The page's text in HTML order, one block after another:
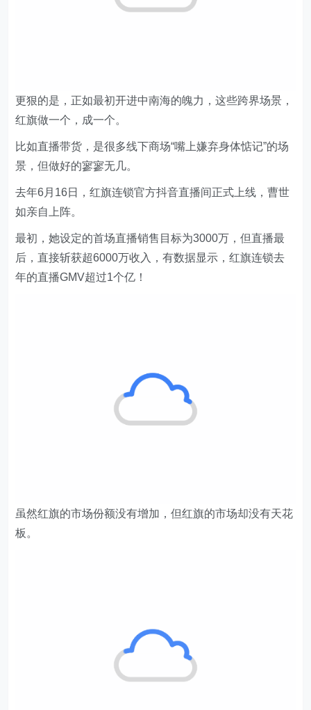
比如直播带货，是很多线下商场“嘴上嫌弃身体惦记”的场
景，但做好的寥寥无几。
去年6月16日，红旗连锁官方抖音直播间正式上线，曹世
如亲自上阵。
最初，她设定的首场直播销售目标为3000万，但直播最
后，直接斩获超6000万收入，有数据显示，红旗连锁去
年的直播GMV超过1个亿！